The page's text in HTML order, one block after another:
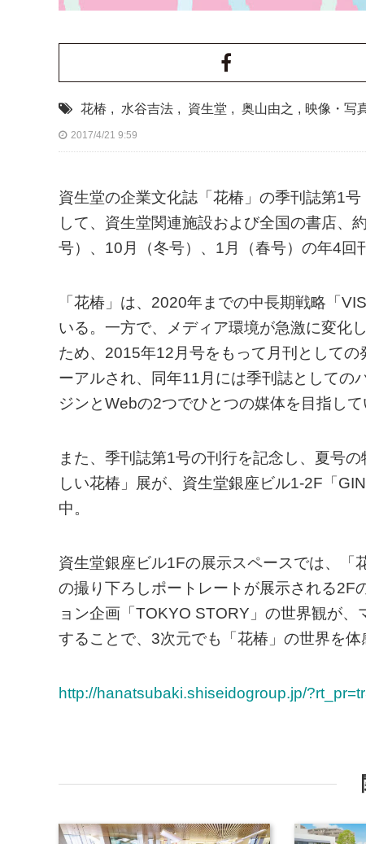
花椿 , 水谷吉法 , 資生堂 , 奥山由之 , 映像・写
2017/4/21 9:59
資生堂の企業文化誌「花椿」の季刊誌第1
して、資生堂関連施設および全国の書店、
号）、10月（冬号）、1月（春号）の年4回
「花椿」は、2020年までの中長期戦略「
いる。一方で、メディア環境が急激に変化
ため、2015年12月号をもって月刊として
ーアルされ、同年11月には季刊誌としての
ジンとWebの2つでひとつの媒体を目指して
また、季刊誌第1号の刊行を記念し、夏号
しい花椿」展が、資生堂銀座ビル1-2F「
中。
資生堂銀座ビル1Fの展示スペースでは、「
の撮り下ろしポートレートが展示される2F
ョン企画「TOKYO STORY」の世界観が
することで、3次元でも「花椿」の世界を体
http://hanatsubaki.shiseidogroup.jp/